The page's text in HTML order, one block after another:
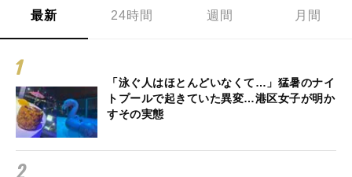
最新 24時間 週間 月間
「泳ぐ人はほとんどいなくて…」猛暑のナイ
トプールで起きていた異変…港区女子が明か
すその実態